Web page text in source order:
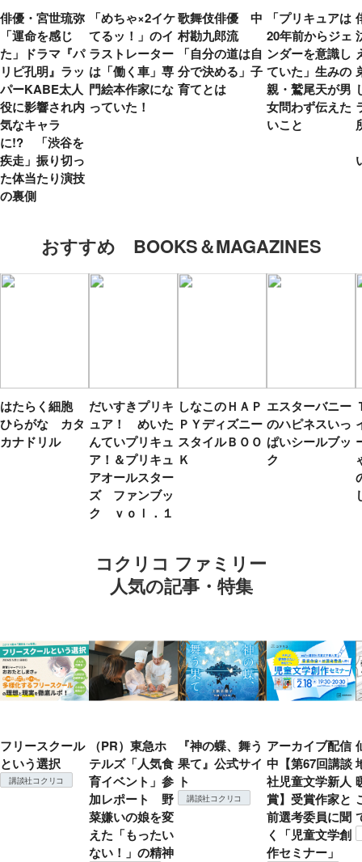
俳優・宮世琉弥
「運命を感じ
た」ドラマ『パ
リピ孔明』ラッ
パーKABE太人
役に影響され内
気なキャラ
に!? 「渋谷を
疾走」振り切っ
た体当たり演技
の裏側
「めちゃ×2イケ
てるッ！」のイ
ラストレーター
は「働く車」専
門絵本作家にな
っていた！
歌舞伎俳優 中
村勘九郎流
「自分の道は自
分で決める」子
育てとは
「プリキュアは
20年前からジェ
ンダーを意識し
ていた」生みの
親・鷲尾天が男
女問わず伝えた
いこと
おすすめ BOOKS＆MAGAZINES
はたらく細胞
ひらがな カタ
カナドリル
だいすきプリキ
ュア！ めいた
んていプリキュ
ア！＆プリキュ
アオールスター
ズ ファンブッ
ク ｖｏｌ．１
しなこのＨＡＰ
ＰＹディズニー
スタイルＢＯＯ
Ｋ
エスターバニー
のハピネスいっ
ぱいシールブッ
ク
コクリコ ファミリー
人気の記事・特集
フリースクール
という選択
講談社コクリコ
（PR）東急ホ
テルズ「人気食
育イベント」参
加レポート 野
菜嫌いの娘を変
えた「もったい
ない！」の精神
『神の蝶、舞う
果て』公式サイ
ト
講談社コクリコ
アーカイブ配信
中【第67回講談
社児童文学新人
賞】受賞作家と
前選考委員に聞
く「児童文学創
作セミナー」